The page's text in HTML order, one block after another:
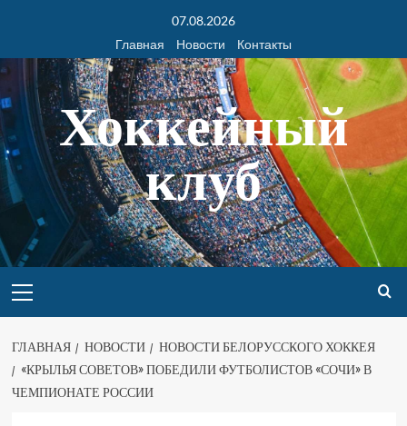
07.08.2026
Главная
Новости Контакты
Хоккейный
клуб
ГЛАВНАЯ НОВОСТИ
НОВОСТИ БЕЛОРУССКОГО ХОККЕЯ
«КРЫЛЬЯ СОВЕТОВ» ПОБЕДИЛИ ФУТБОЛИСТОВ «СОЧИ» В
ЧЕМПИОНАТЕ РОССИИ